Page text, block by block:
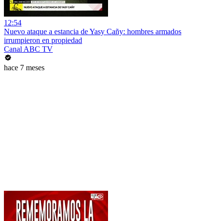
12:54
Nuevo ataque a estancia de Yasy Cañy: hombres armados
irrumpieron en propiedad
Canal ABC TV
hace 7 meses